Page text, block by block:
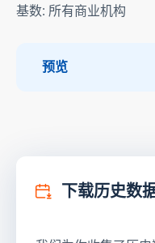
基数: 所有商业机构
预览
下载历史数